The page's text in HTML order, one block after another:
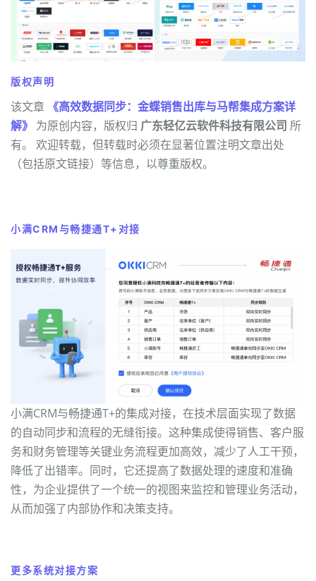
版权声明
该文章 《高效数据同步：金蝶销售出库与马帮集成方案详
解》 为原创内容，版权归 广东轻亿云软件科技有限公司 所
有。 欢迎转载，但转载时必须在显著位置注明文章出处
（包括原文链接）等信息，以尊重版权。
小满CRM与畅捷通T+对接
小满CRM与畅捷通T+的集成对接，在技术层面实现了数据
的自动同步和流程的无缝衔接。这种集成使得销售、客户服
务和财务管理等关键业务流程更加高效，减少了人工干预，
降低了出错率。同时，它还提高了数据处理的速度和准确
性，为企业提供了一个统一的视图来监控和管理业务活动，
从而加强了内部协作和决策支持。
更多系统对接方案